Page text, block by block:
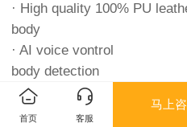
· High quality 100%
body
· AI voice
body detection
· 8 cores
metallic robot hand
首页 客服
马上